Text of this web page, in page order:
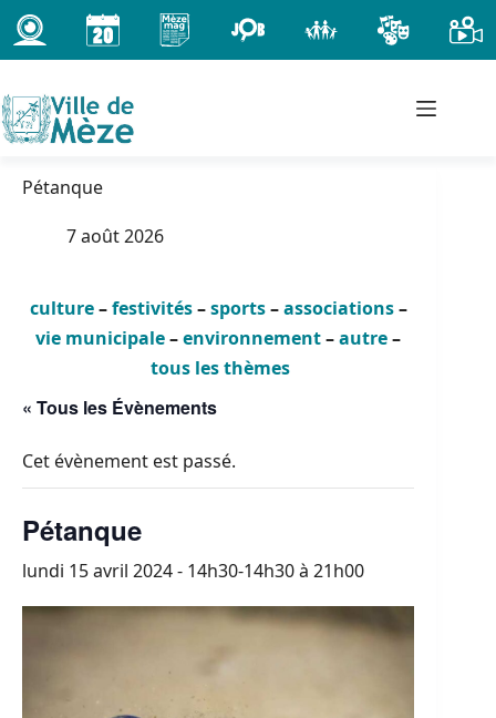
Passer
au
contenu
Pétanque
7 août 2026
culture–festivités–sports–associations–
vie municipale–environnement–autre–
tous les thèmes
« Tous les Évènements
Cet évènement est passé.
Pétanque
lundi 15 avril 2024 - 14h30-14h30à 21h00